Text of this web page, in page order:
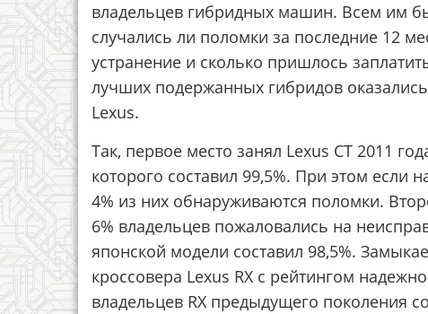
владельцев гибридных машин. Всем им
случались ли поломки за последние 12
устранение и сколько пришлось
лучших подержанных гибридов
Lexus.
Так, первое место занял Lexus CT 2011
которого составил 99,5%. При этом если
4% из них обнаруживаются поломки.
6% владельцев пожаловались на
японской модели составил 98,5%.
кроссовера Lexus RX с рейтингом
владельцев RX предыдущего поколения